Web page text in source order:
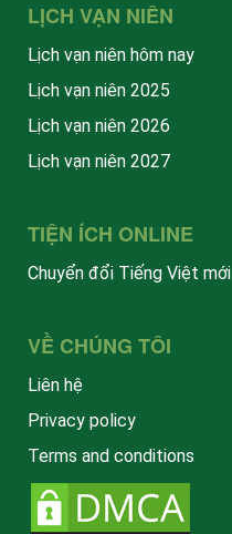
LỊCH VẠN NIÊN
Lịch vạn niên hôm nay
Lịch vạn niên 2025
Lịch vạn niên 2026
Lịch vạn niên 2027
TIỆN ÍCH ONLINE
Chuyển đổi Tiếng Việt mới
VỀ CHÚNG TÔI
Liên hệ
Privacy policy
Terms and conditions